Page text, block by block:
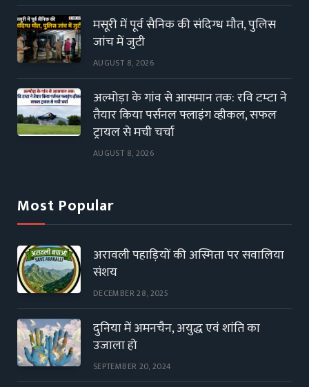
मसूरी में पूर्व सैनिक की संदिग्ध मौत, पुलिस
जांच में जुटी
AUGUST 8, 2026
अल्मोड़ा के गांव से आसमान तक: रवि टम्टा ने
तैयार किया पर्सनल फ्लाइंग व्हीकल, सफल
ट्रायल से मची चर्चा
AUGUST 8, 2026
Most Popular
अरावली पहाड़ियों की अस्मिता पर सवालिया
संशय
DECEMBER 28, 2025
दुनिया में अमनचैन, अयुद्ध एवं शांति का
उजाला हो
SEPTEMBER 20, 2024